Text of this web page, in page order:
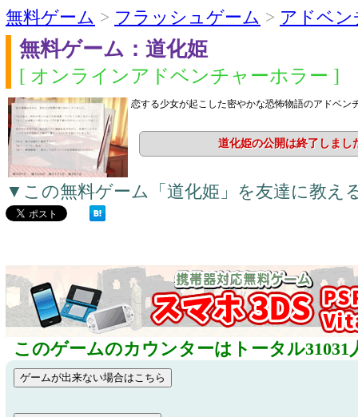
無料ゲーム > フラッシュゲーム > アドベン
無料ゲーム：道化姫
[ オンラインアドベンチャーホラー ]
恋する少女が起こした密やかな恐怖物語のアドベン
道化姫の公開は終了しまし
▼この無料ゲーム「道化姫」を友達に教え
このゲームのカウンターはトータル31031